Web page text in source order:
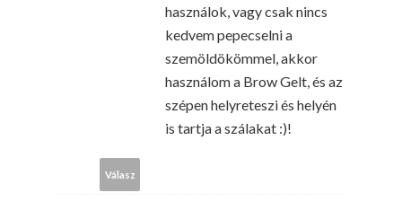
használok, vagy csak nincs
kedvem pepecselni a
szemöldökömmel, akkor
használom a Brow Gelt, és az
szépen helyreteszi és helyén
is tartja a szálakat :)!
Válasz